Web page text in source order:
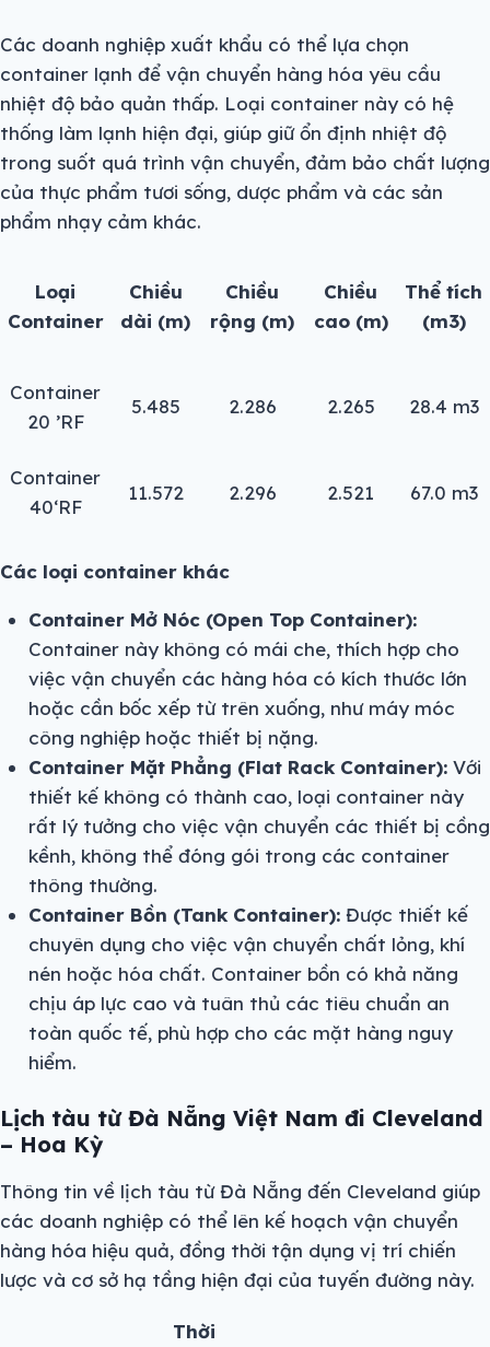
Các doanh nghiệp xuất khẩu có thể lựa chọn
container lạnh để vận chuyển hàng hóa yêu cầu
nhiệt độ bảo quản thấp. Loại container này có hệ
thống làm lạnh hiện đại, giúp giữ ổn định nhiệt độ
trong suốt quá trình vận chuyển, đảm bảo chất lượng
của thực phẩm tươi sống, dược phẩm và các sản
phẩm nhạy cảm khác.
Loại
Container
Chiều
dài (m)
Chiều
rộng (m)
Chiều
cao (m)
Thể tích
(m3)
Container
20 ’RF
5.485 2.286 2.265 28.4 m3
Container
40‘RF
11.572 2.296 2.521 67.0 m3
Các loại container khác
Container Mở Nóc (Open Top Container):
Container này không có mái che, thích hợp cho
việc vận chuyển các hàng hóa có kích thước lớn
hoặc cần bốc xếp từ trên xuống, như máy móc
công nghiệp hoặc thiết bị nặng.
Container Mặt Phẳng (Flat Rack Container):Với
thiết kế không có thành cao, loại container này
rất lý tưởng cho việc vận chuyển các thiết bị cồng
kềnh, không thể đóng gói trong các container
thông thường.
Container Bồn (Tank Container):Được thiết kế
chuyên dụng cho việc vận chuyển chất lỏng, khí
nén hoặc hóa chất. Container bồn có khả năng
chịu áp lực cao và tuân thủ các tiêu chuẩn an
toàn quốc tế, phù hợp cho các mặt hàng nguy
hiểm.
Lịch tàu từ Đà Nẵng Việt Nam đi Cleveland
– Hoa Kỳ
Thông tin về lịch tàu từ Đà Nẵng đến Cleveland giúp
các doanh nghiệp có thể lên kế hoạch vận chuyển
hàng hóa hiệu quả, đồng thời tận dụng vị trí chiến
lược và cơ sở hạ tầng hiện đại của tuyến đường này.
Thời